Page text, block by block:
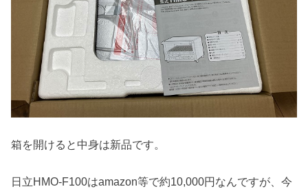
箱を開けると中身は新品です。
日立HMO-F100はamazon等で約10,000円なんですが、今